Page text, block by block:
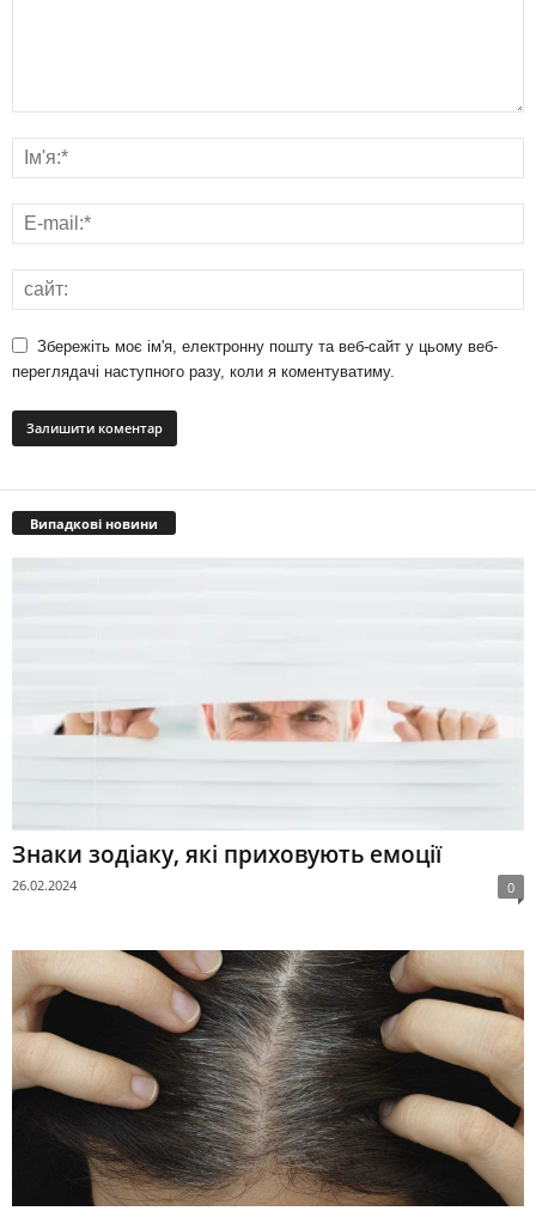
Збережіть моє ім'я, електронну пошту та веб-сайт у цьому веб-
переглядачі наступного разу, коли я коментуватиму.
Випадкові новини
Знаки зодіаку, які приховують емоції
26.02.2024 0